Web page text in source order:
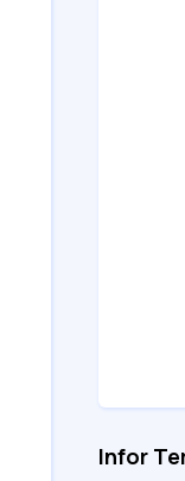
Infor